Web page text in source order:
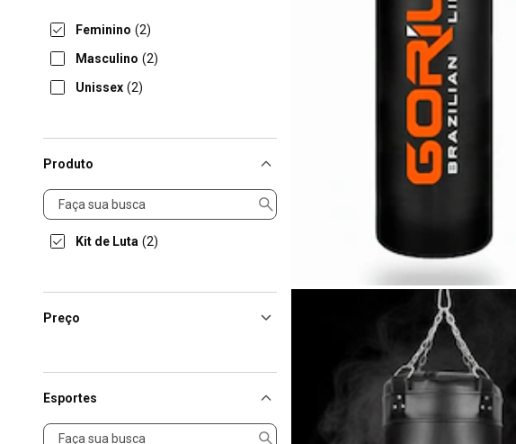
Feminino (2)
Masculino (2)
Unissex (2)
Produto
Produto
Kit de Luta (2)
Preço
Esportes
Esportes